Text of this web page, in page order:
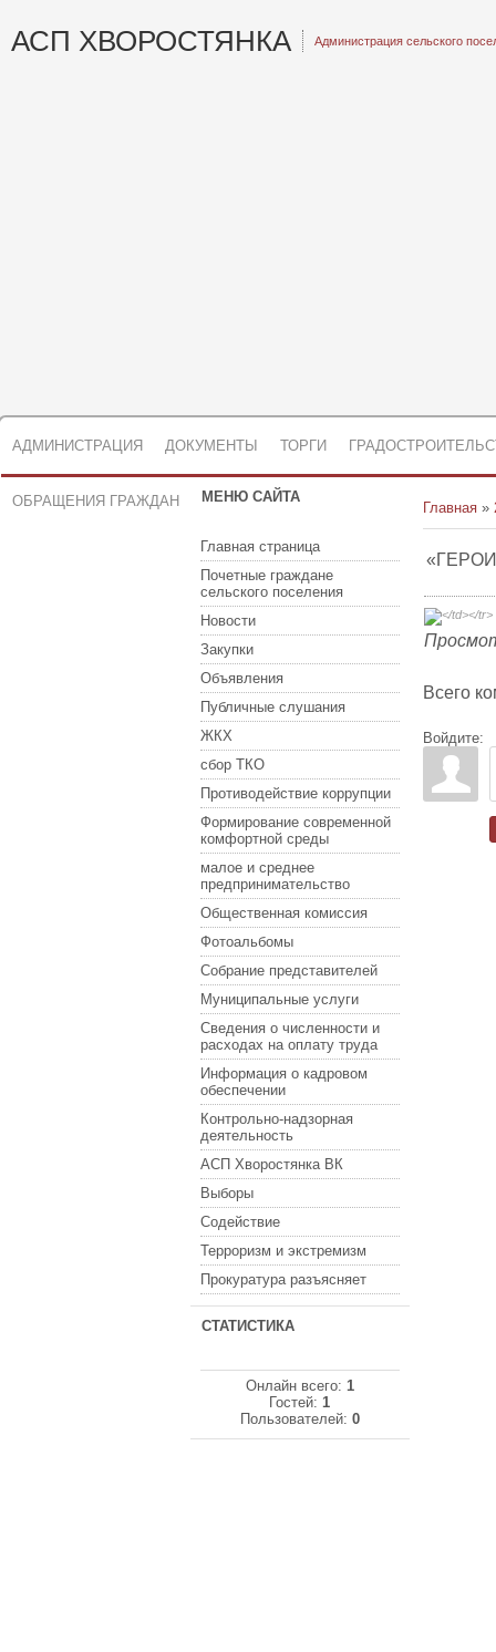
АСП ХВОРОСТЯНКА Администрация сельского
АДМИНИСТРАЦИЯ ДОКУМЕНТЫ ТОРГИ
ОБРАЩЕНИЯ ГРАЖДАН МЕНЮ САЙТА
Главная страница
Почетные граждане
сельского поселения
Новости
Закупки
Объявления
Публичные слушания
ЖКХ
сбор ТКО
Противодействие коррупции
Формирование современной
комфортной среды
малое и среднее
предпринимательство
Общественная комиссия
Фотоальбомы
Собрание представителей
Муниципальные услуги
Сведения о численности и
расходах на оплату труда
Информация о кадровом
обеспечении
Контрольно-надзорная
деятельность
АСП Хворостянка ВК
Выборы
Содействие
Терроризм и экстремизм
Прокуратура разъясняет
СТАТИСТИКА
Онлайн всего: 1
Гостей:1
Пользователей: 0
Главная »
Всего
Войдите: